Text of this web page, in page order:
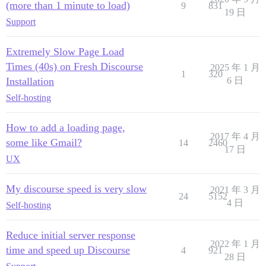
(more than 1 minute to load)
Support
9 831
19 日
Extremely Slow Page Load
Times (40s) on Fresh Discourse
Installation
Self-hosting
1 320
2025 年 1 月
6 日
How to add a loading page,
some like Gmail?
UX
14 2460
2017 年 4 月
17 日
My discourse speed is very slow
Self-hosting
24 5152
2021 年 3 月
4 日
Reduce initial server response
time and speed up Discourse
4 921
2022 年 1 月
28 日